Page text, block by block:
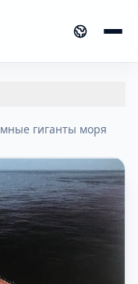
гиганты моря